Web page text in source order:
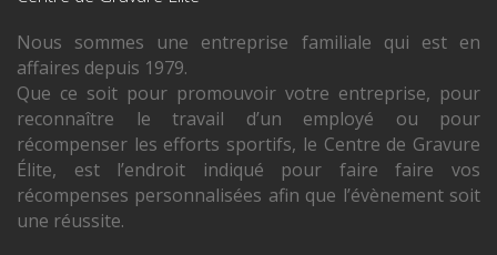
Nous sommes une entreprise familiale qui est en
affaires depuis 1979.
Que ce soit pour promouvoir votre entreprise, pour
reconnaître le travail d’un employé ou pour
récompenser les efforts sportifs, le Centre de Gravure
Élite, est l’endroit indiqué pour faire faire vos
récompenses personnalisées afin que l’évènement soit
une réussite.